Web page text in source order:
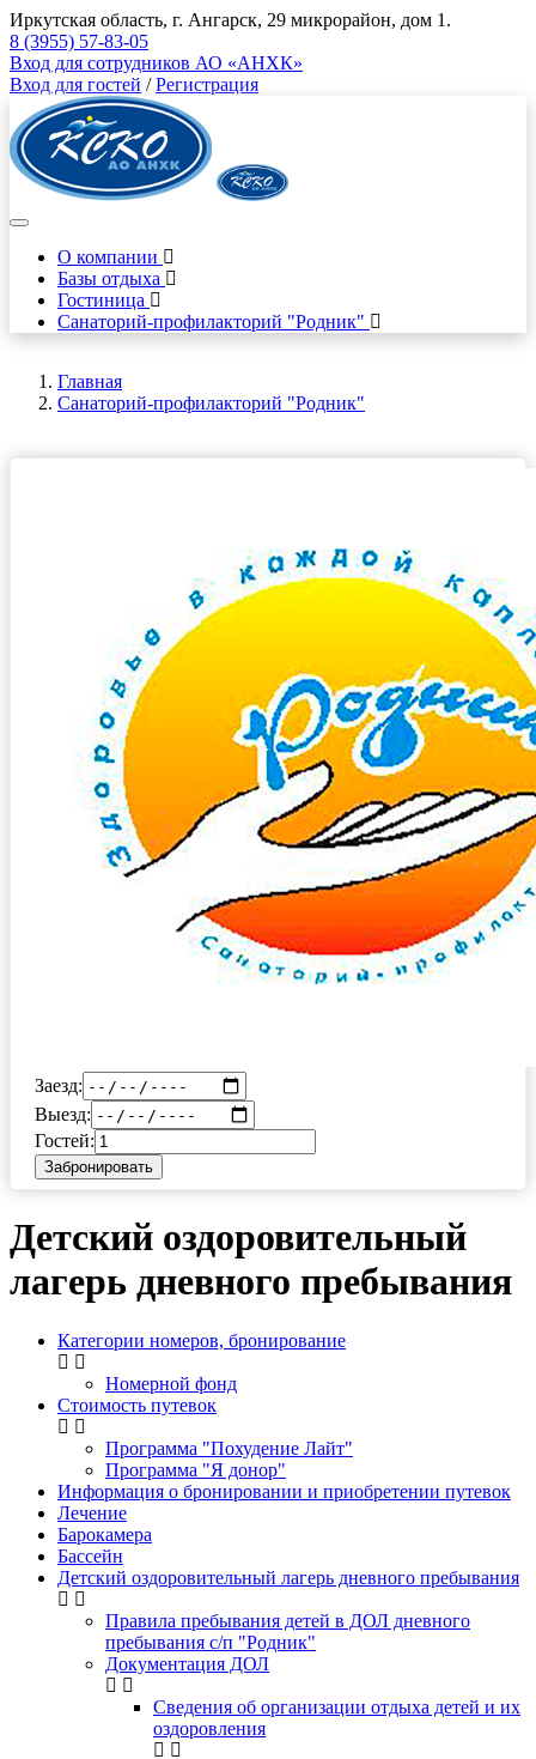
Иркутская область, г. Ангарск, 29 микрорайон, дом 1.
8 (3955) 57-83-05
Вход для сотрудников АО «АНХК»
Вход для гостей /Регистрация
О компании
Базы отдыха
Гостиница
Санаторий-профилакторий "Родник"
Главная
Санаторий-профилакторий "Родник"
Заезд:
Выезд:
Гостей:
Забронировать
Детский оздоровительный
лагерь дневного пребывания
Категории номеров, бронирование
Номерной фонд
Стоимость путевок
Программа "Похудение Лайт"
Программа "Я донор"
Информация о бронировании и приобретении путевок
Лечение
Барокамера
Бассейн
Детский оздоровительный лагерь дневного пребывания
Правила пребывания детей в ДОЛ дневного
пребывания с/п "Родник"
Документация ДОЛ
Сведения об организации отдыха детей и их
оздоровления